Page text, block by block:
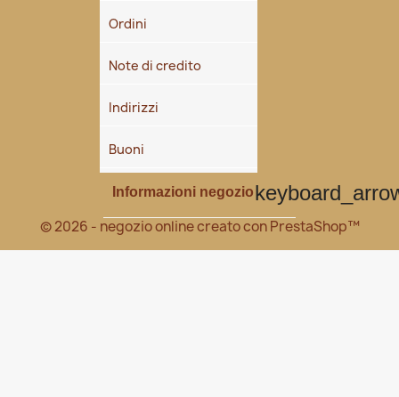
Ordini
Note di credito
Indirizzi
Buoni
Informazioni negozio
© 2026 - negozio online creato con PrestaShop™